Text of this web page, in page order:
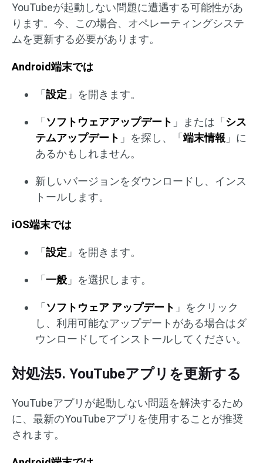
YouTubeが起動しない問題に遭遇する可能性があ
ります。今、この場合、オペレーティングシステ
ムを更新する必要があります。
Android端末では
「 設定 」を開きます。
「 ソフトウェアアップデート 」または「 シス
テムアップデート 」を探し、「 端末情報 」に
あるかもしれません。
新しいバージョンをダウンロードし、インス
トールします。
iOS端末では
「 設定 」を開きます。
「 一般 」を選択します。
「 ソフトウェア アップデート 」をクリック
し、利用可能なアップデートがある場合はダ
ウンロードしてインストールしてください。
対処法5. YouTubeアプリを更新する
YouTubeアプリが起動しない問題を解決するため
に、最新のYouTubeアプリを使用することが推奨
されます。